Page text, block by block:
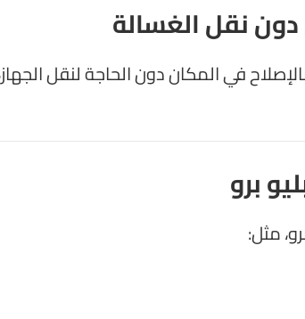
نقل الغسالة
في المكان دون الحاجة لنقل
برو
مثل: